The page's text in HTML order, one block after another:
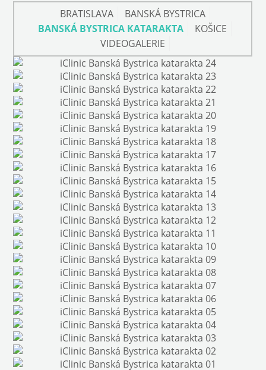
BRATISLAVA
BANSKÁ BYSTRICA
BANSKÁ BYSTRICA KATARAKTA
KOŠICE
VIDEOGALERIE